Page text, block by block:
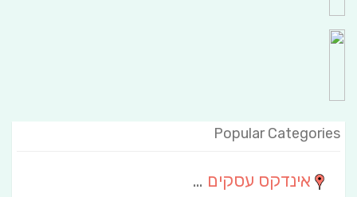
Popular Categories
אינדקס עסקים מרחבי